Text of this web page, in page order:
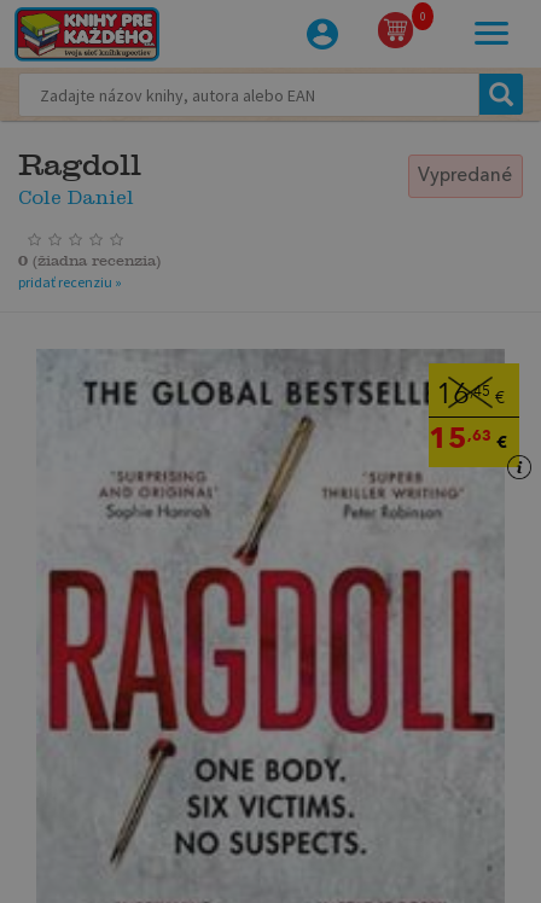
0
Ragdoll
Cole Daniel
Vypredané
0 (žiadna recenzia)
pridať recenziu »
16,45 €
15,63 €